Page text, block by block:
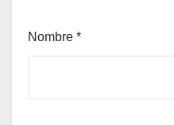
Nombre *